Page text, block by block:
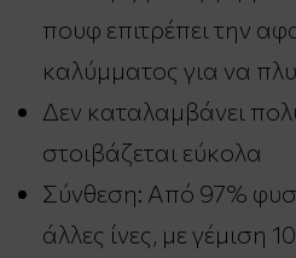
πουφ επιτρέπει την
καλύμματος για να
Δεν καταλαμβάνει
στοιβάζεται εύκολα
Σύνθεση: Από 97%
άλλες ίνες, με γέμιση